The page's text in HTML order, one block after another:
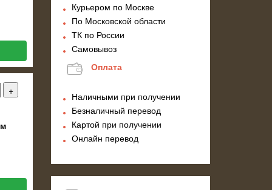
Курьером по Москве
По Московской области
ТК по России
Самовывоз
Оплата
Наличными при получении
Безналичный перевод
Картой при получении
Онлайн перевод